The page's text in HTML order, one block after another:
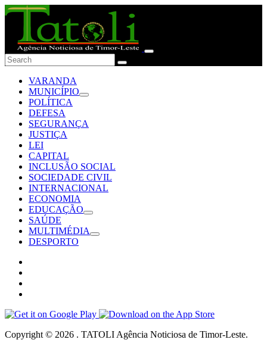
VARANDA
MUNICÍPIO
POLÍTICA
DEFESA
SEGURANÇA
JUSTIÇA
LEI
CAPITAL
INCLUSÃO SOCIAL
SOCIEDADE CIVIL
INTERNACIONAL
ECONOMIA
EDUCAÇÃO
SAÚDE
MULTIMÉDIA
DESPORTO
Copyright © 2026 . TATOLI Agência Noticiosa de Timor-Leste.